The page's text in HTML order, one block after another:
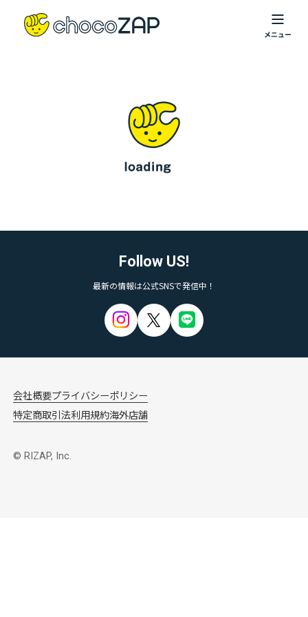
Follow US!
最新の情報は公式SNSで発信中！
会社概要プライバシーポリシー
特定商取引法利用規約海外店舗
© RIZAP, Inc.